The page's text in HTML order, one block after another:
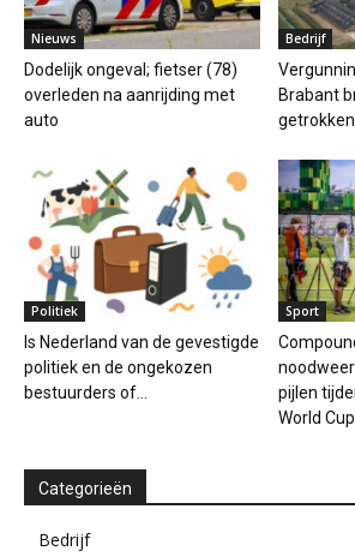
Nieuws
Dodelijk ongeval; fietser (78)
overleden na aanrijding met
auto
Bedrijf
Brabant
getrokken
Politiek
Is Nederland van de gevestigde
politiek en de ongekozen
bestuurders of...
Sport
pijlen
World Cup...
Categorieën
Bedrijf